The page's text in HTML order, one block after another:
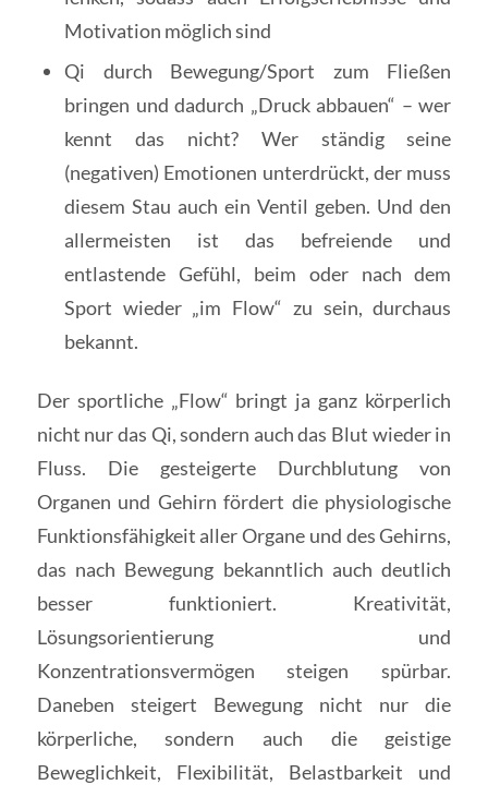
Motivation möglich sind
Qi durch Bewegung/Sport zum Fließen
bringen und dadurch „Druck abbauen“ – wer
kennt das nicht? Wer ständig seine
(negativen) Emotionen unterdrückt, der muss
diesem Stau auch ein Ventil geben. Und den
allermeisten ist das befreiende und
entlastende Gefühl, beim oder nach dem
Sport wieder „im Flow“ zu sein, durchaus
bekannt.
Der sportliche „Flow“ bringt ja ganz körperlich
nicht nur das Qi, sondern auch das Blut wieder in
Fluss. Die gesteigerte Durchblutung von
Organen und Gehirn fördert die physiologische
Funktionsfähigkeit aller Organe und des Gehirns,
das nach Bewegung bekanntlich auch deutlich
besser funktioniert. Kreativität,
Lösungsorientierung und
Konzentrationsvermögen steigen spürbar.
Daneben steigert Bewegung nicht nur die
körperliche, sondern auch die geistige
Beweglichkeit, Flexibilität, Belastbarkeit und